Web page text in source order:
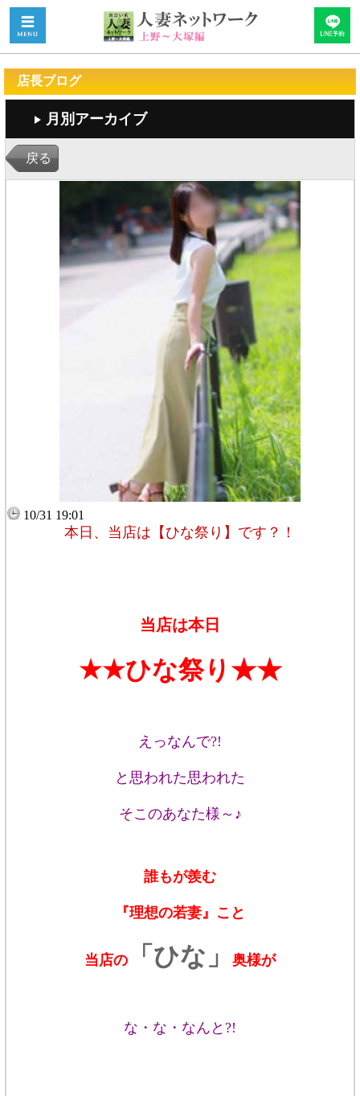
店長ブログ
月別アーカイブ
戻る
10/31 19:01
本日、当店は【ひな祭り】です？！
当店は本日
★★ひな祭り★★
えっなんで?!
と思われた思われた
そこのあなた様～♪
誰もが羨む
『理想の若妻』こと
当店の 「ひな」 奥様が
な・な・なんと?!